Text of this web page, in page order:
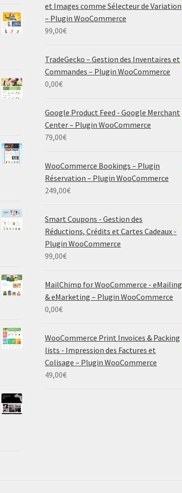
et Images comme Sélecteur de Variation
– Plugin WooCommerce
99,00€
TradeGecko – Gestion des Inventaires et
Commandes – Plugin WooCommerce
0,00€
Google Product Feed - Google Merchant
Center – Plugin WooCommerce
79,00€
WooCommerce Bookings – Plugin
Réservation – Plugin WooCommerce
249,00€
Smart Coupons - Gestion des
Réductions, Crédits et Cartes Cadeaux -
Plugin WooCommerce
99,00€
MailChimp for WooCommerce - eMailing
& eMarketing – Plugin WooCommerce
0,00€
WooCommerce Print Invoices & Packing
lists - Impression des Factures et
Colisage – Plugin WooCommerce
49,00€